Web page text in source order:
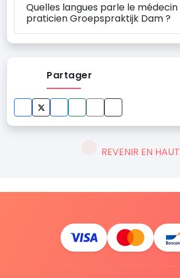
Quelles langues parle le médecin
praticien Groepspraktijk Dam ?
Partager
REVENIR EN HAUT